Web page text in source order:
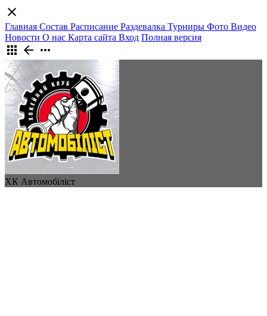
close
Главная Состав Расписание Раздевалка Турниры Фото Видео
Новости О нас Карта сайта Вход Полная версия
apps arrow_back more_horiz
ХК Автомобіліст